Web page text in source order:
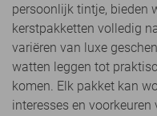
persoonlijk tintje, bieden
kerstpakketten volledig
variëren van luxe
watten leggen tot
komen. Elk pakket kan
interesses en